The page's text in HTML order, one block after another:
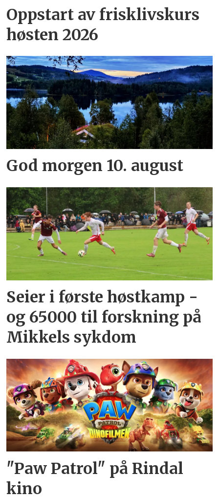
Oppstart av frisklivskurs
høsten 2026
God morgen 10. august
Seier i første høstkamp -
og 65000 til forskning på
Mikkels sykdom
"Paw Patrol" på Rindal
kino